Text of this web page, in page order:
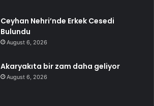
Ceyhan Nehri’nde Erkek Cesedi
Bulundu
August 6, 2026
Akaryakıta bir zam daha geliyor
August 6, 2026